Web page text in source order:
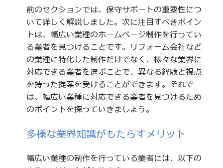
前のセクションでは、保守サポートの重要性につ
いて詳しく解説しました。次に注目すべきポイン
トは、幅広い業種のホームページ制作を行ってい
る業者を見つけることです。リフォーム会社など
の業種に特化した制作だけでなく、様々な業界に
対応できる業者を選ぶことで、異なる経験と視点
を持った提案を受けることができます。それで
は、幅広い業種に対応できる業者を見つけるため
のポイントを探っていきましょう。
多様な業界知識がもたらすメリット
幅広い業種の制作を行っている業者には、以下の